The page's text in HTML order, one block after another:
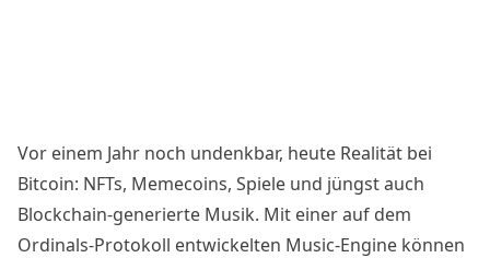
Vor einem Jahr noch undenkbar, heute Realität bei
Bitcoin: NFTs, Memecoins, Spiele und jüngst auch
Blockchain-generierte Musik. Mit einer auf dem
Ordinals-Protokoll entwickelten Music-Engine können